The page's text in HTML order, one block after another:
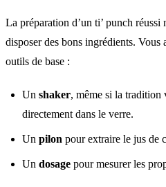
La préparation d’un ti’ punch réussi
disposer des bons ingrédients. Vous
outils de base :
Un shaker, même si la tradition
directement dans le verre.
Un pilon pour extraire le jus de
Un dosage pour mesurer les